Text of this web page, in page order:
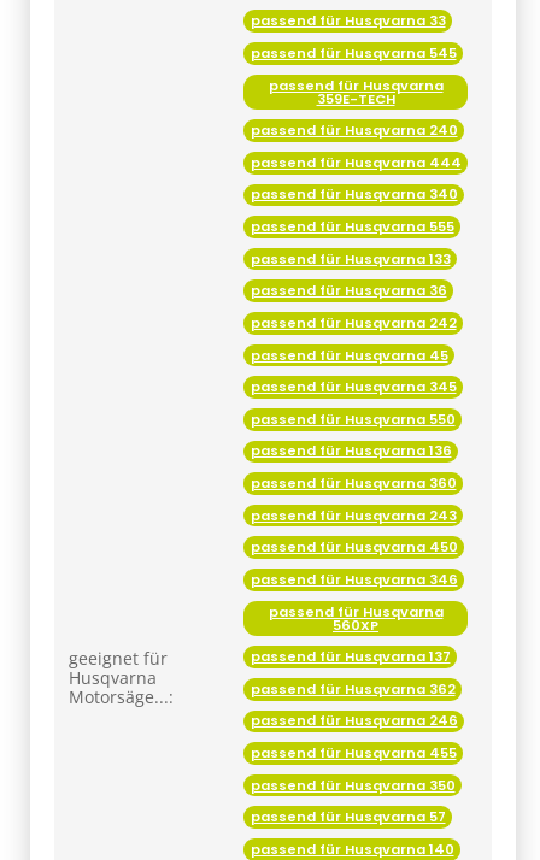
geeignet für
Husqvarna
Motorsäge...:
passend für Husqvarna 33
passend für Husqvarna 545
passend für Husqvarna
359E-TECH
passend für Husqvarna 240
passend für Husqvarna 444
passend für Husqvarna 340
passend für Husqvarna 555
passend für Husqvarna 133
passend für Husqvarna 36
passend für Husqvarna 242
passend für Husqvarna 45
passend für Husqvarna 345
passend für Husqvarna 550
passend für Husqvarna 136
passend für Husqvarna 360
passend für Husqvarna 243
passend für Husqvarna 450
passend für Husqvarna 346
passend für Husqvarna
560XP
passend für Husqvarna 137
passend für Husqvarna 362
passend für Husqvarna 246
passend für Husqvarna 455
passend für Husqvarna 350
passend für Husqvarna 57
passend für Husqvarna 140